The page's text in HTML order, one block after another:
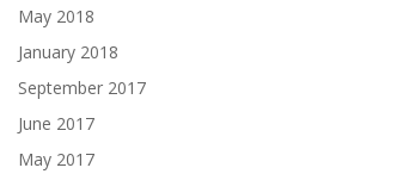
May 2018
January 2018
September 2017
June 2017
May 2017